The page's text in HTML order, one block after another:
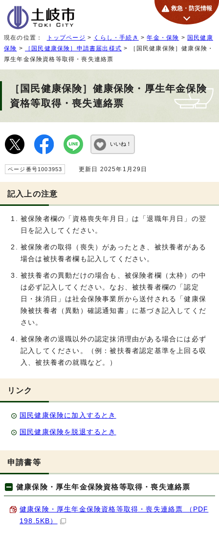
救急・防災情報
現在の位置： トップページ > くらし・手続き >年金・保険 > 国民健康
保険 > ［国民健康保険］申請書届出様式 > ［国民健康保険］健康保険・
厚生年金保険資格等取得・喪失連絡票
［国民健康保険］健康保険・厚生年金保険
資格等取得・喪失連絡票
いいね！
ページ番号1003953 更新日 2025年1月29日
記入上の注意
被保険者欄の「資格喪失年月日」は「退職年月日」の翌
日を記入してください。
被保険者の取得（喪失）があったとき、被扶養者がある
場合は被扶養者欄も記入してください。
被扶養者の異動だけの場合も、被保険者欄（太枠）の中
は必ず記入してください。なお、被扶養者欄の「認定
日・抹消日」は社会保険事業所から送付される「健康保
険被扶養者（異動）確認通知書」に基づき記入してくだ
さい。
被保険者の退職以外の認定抹消理由がある場合には必ず
記入してください。（例：被扶養者認定基準を上回る収
入、被扶養者の就職など。）
リンク
国民健康保険に加入するとき
国民健康保険を脱退するとき
申請書等
健康保険・厚生年金保険資格等取得・喪失連絡票
健康保険・厚生年金保険資格等取得・喪失連絡票 （PDF
198.5KB）